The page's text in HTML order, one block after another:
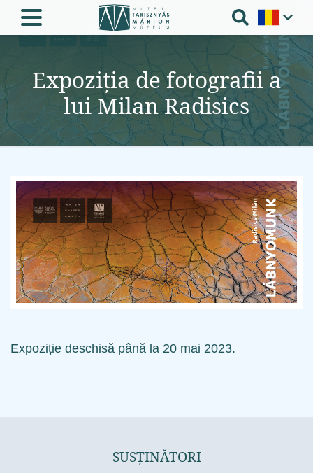
Expoziția de fotografii a
lui Milan Radisics
Expoziție deschisă până la 20 mai 2023.
SUSȚINĂTORI